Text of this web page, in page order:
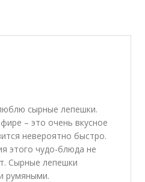
сырные лепешки.
– это очень вкусное
невероятно быстро.
этого чудо-блюда не
Сырные лепешки
румяными.